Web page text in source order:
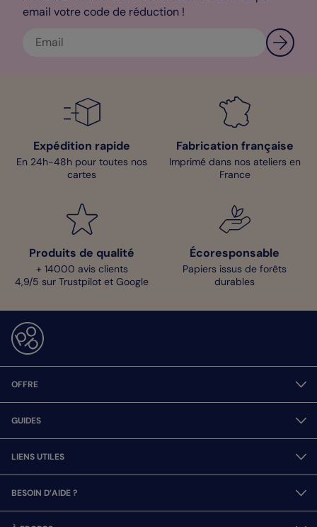
email votre code de réduction !
Expédition rapide
En 24h-48h pour toutes nos
cartes
Fabrication française
Imprimé dans nos ateliers en
France
Produits de qualité
+ 14000 avis clients
4,9/5 sur Trustpilot et Google
Écoresponsable
Papiers issus de forêts
durables
OFFRE
GUIDES
LIENS UTILES
BESOIN D’AIDE ?